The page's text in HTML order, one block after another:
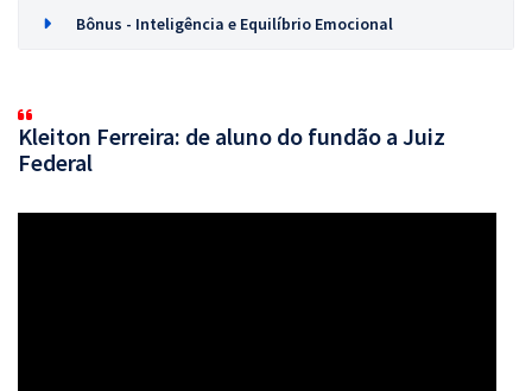
Bônus - Inteligência e Equilíbrio Emocional
Kleiton Ferreira: de aluno do fundão a Juiz
Federal